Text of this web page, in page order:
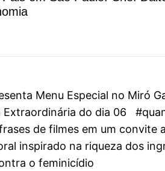
Menu Especial no Miró
Extraordinária do dia 06
de filmes em um convite
inspirado na riqueza dos
o feminicídio